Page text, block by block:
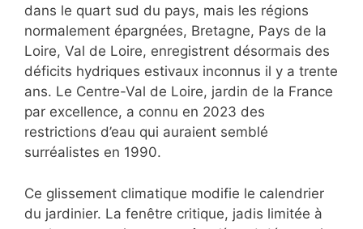
dans le quart sud du pays, mais les régions
normalement épargnées, Bretagne, Pays de la
Loire, Val de Loire, enregistrent désormais des
déficits hydriques estivaux inconnus il y a trente
ans. Le Centre-Val de Loire, jardin de la France
par excellence, a connu en 2023 des
restrictions d’eau qui auraient semblé
surréalistes en 1990.
Ce glissement climatique modifie le calendrier
du jardinier. La fenêtre critique, jadis limitée à